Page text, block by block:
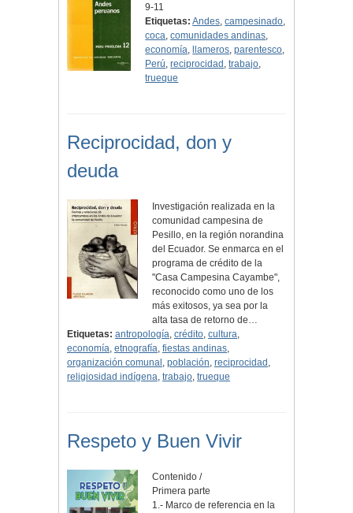
9-11
Etiquetas: Andes,campesinado,
coca,comunidades andinas,
economía, llameros,parentesco,
Perú,reciprocidad ,trabajo,
trueque
Reciprocidad, don y
deuda
Investigación realizada en la
comunidad campesina de
Pesillo, en la región norandina
del Ecuador. Se enmarca en el
programa de crédito de la
"Casa Campesina Cayambe",
reconocido como uno de los
más exitosos, ya sea por la
alta tasa de retorno de…
Etiquetas: antropología, crédito, cultura,
economía, etnografía, fiestas andinas,
organización comunal , población, reciprocidad ,
religiosidad indígena, trabajo, trueque
Respeto y Buen Vivir
Contenido /
Primera parte
1.- Marco de referencia en la